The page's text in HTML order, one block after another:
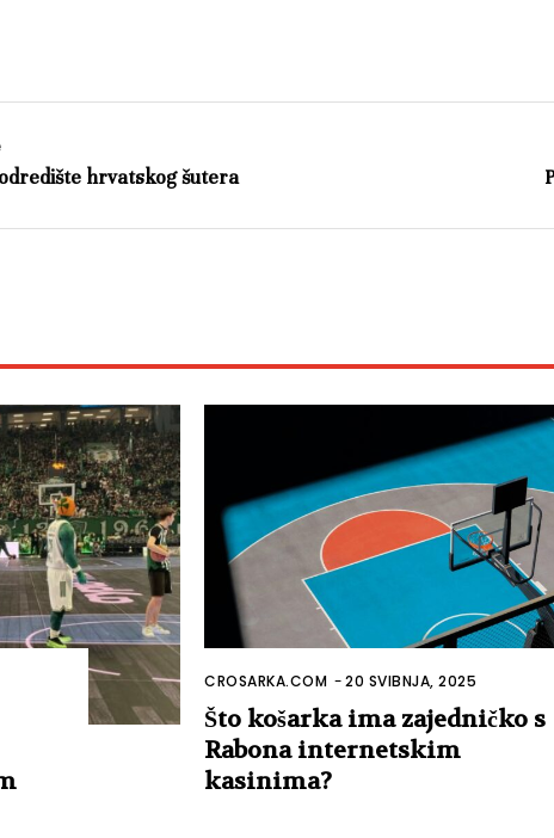
hrvatskog šutera
CROSARKA.COM -20 SVIBNJA, 2025
Što košarka ima zajedničko s
Rabona internetskim
kasinima?